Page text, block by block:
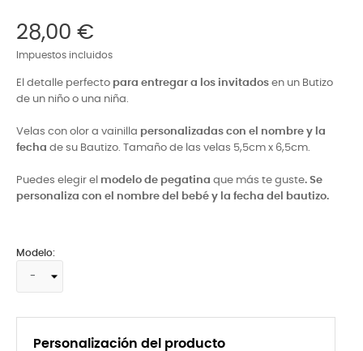
28,00 €
Impuestos incluidos
El detalle perfecto para entregar a los invitados en un Butizo
de un niño o una niña.
Velas con olor a vainilla personalizadas con el nombre y la
fecha de su Bautizo. Tamaño de las velas 5,5cm x 6,5cm.
Puedes elegir el modelo de pegatina que más te guste. Se
personaliza con el nombre del bebé y la fecha del bautizo.
Personalización del producto
Modelo: